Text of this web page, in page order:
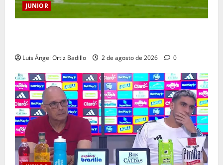
JUNIOR
Luis Ángel Ortiz Badillo 2 de agosto de 2026 0